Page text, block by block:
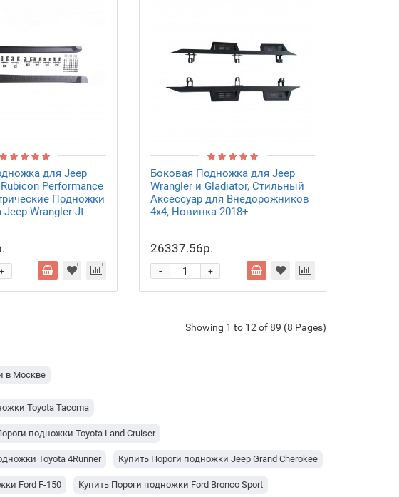
для Jeep
Performance
Подножки
Wrangler Jt
+
Боковая Подножка для Jeep
Wrangler и Gladiator, Стильный
Аксессуар для Внедорожников
4x4, Новинка 2018+
26337.56р.
+
-
Showing 1 to 12 of 89 (8 Pages)
в Москве
Toyota Tacoma
подножки Toyota Land Cruiser
Toyota 4Runner Купить Пороги подножки Jeep Grand Cherokee
Ford F-150 Купить Пороги подножки Ford Bronco Sport